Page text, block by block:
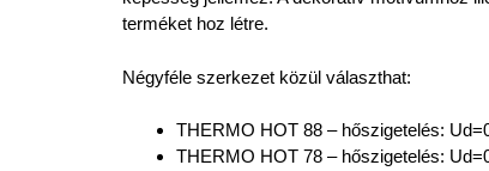
terméket hoz létre.
Négyféle szerkezet közül választhat:
THERMO HOT 88 – hőszigetelés:
THERMO HOT 78 – hőszigetelés: